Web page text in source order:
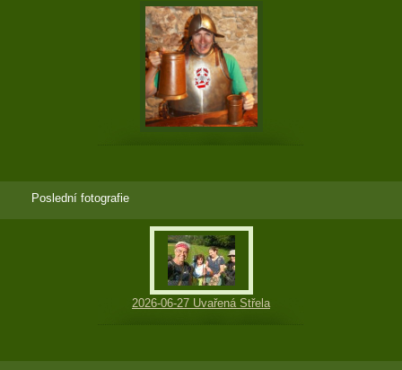
Poslední fotografie
2026-06-27 Uvařená Střela